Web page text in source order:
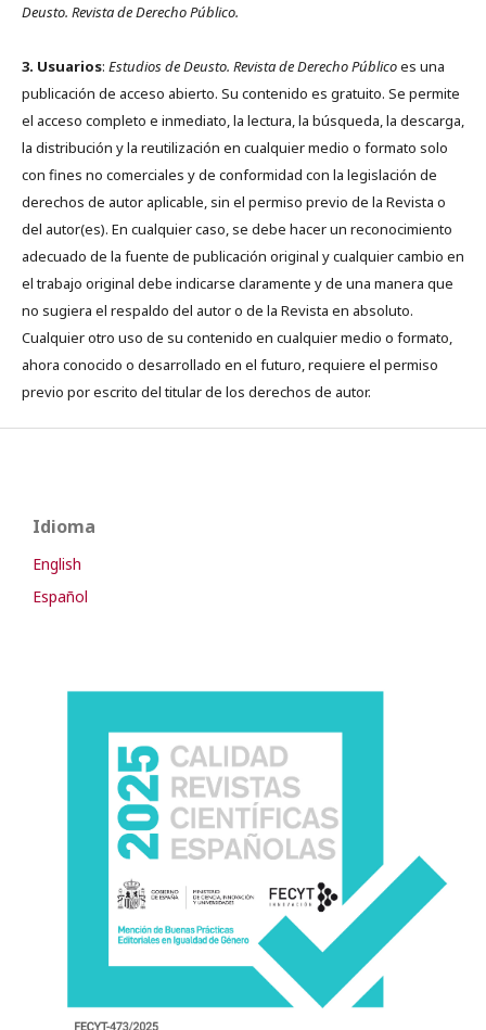
Deusto. Revista de Derecho Público.
3. Usuarios: Estudios de Deusto. Revista de Derecho Públicoes una
publicación de acceso abierto. Su contenido es gratuito. Se permite
el acceso completo e inmediato, la lectura, la búsqueda, la descarga,
la distribución y la reutilización en cualquier medio o formato solo
con fines no comerciales y de conformidad con la legislación de
derechos de autor aplicable, sin el permiso previo de la Revista o
del autor(es). En cualquier caso, se debe hacer un reconocimiento
adecuado de la fuente de publicación original y cualquier cambio en
el trabajo original debe indicarse claramente y de una manera que
no sugiera el respaldo del autor o de la Revista en absoluto.
Cualquier otro uso de su contenido en cualquier medio o formato,
ahora conocido o desarrollado en el futuro, requiere el permiso
previo por escrito del titular de los derechos de autor.
Idioma
English
Español